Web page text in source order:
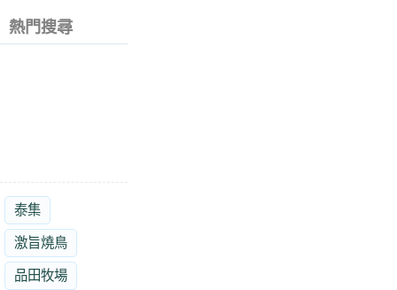
熱門搜尋
泰集
激旨燒鳥
品田牧場